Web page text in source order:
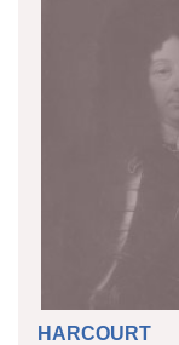
HARCOURT